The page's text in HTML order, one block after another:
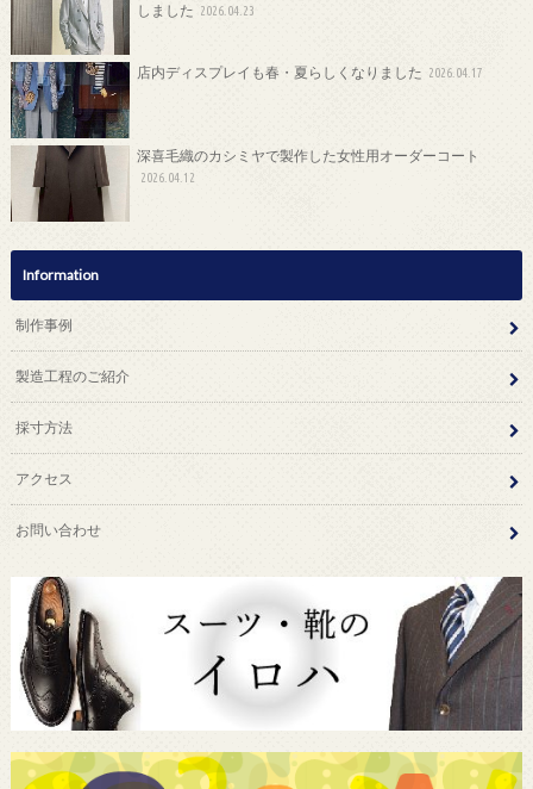
しました 2026.04.23
店内ディスプレイも春・夏らしくなりました 2026.04.17
深喜毛織のカシミヤで製作した女性用オーダーコート
2026.04.12
Information
制作事例
製造工程のご紹介
採寸方法
アクセス
お問い合わせ